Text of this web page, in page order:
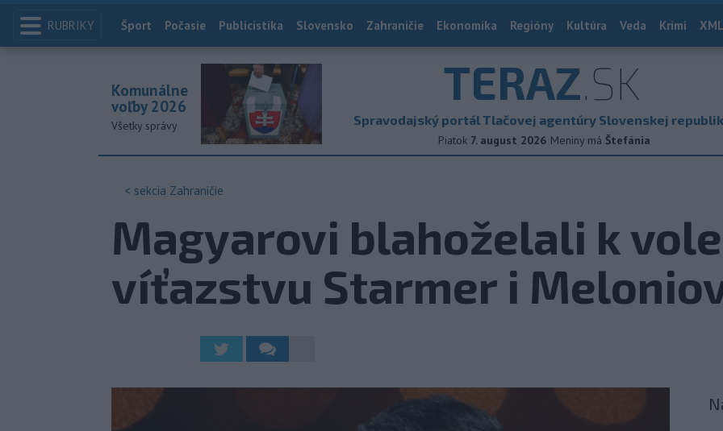
RUBRIKY Index
Šport Počasie Publicistika Slovensko Zahraničie Ekonomika Regióny Kultúra Veda Krimi
TERAZ.SK
Spravodajský portál Tlačovej agentúry Slovenskej
Piatok 7. august 2026 Meniny má Štefánia
Komunálne
voľby 2026
Všetky správy
< sekcia Zahraničie
Magyarovi blahoželali k
víťazstvu Starmer i